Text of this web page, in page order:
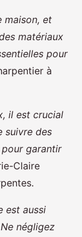
maison, et
matériaux
pour
à
il est crucial
suivre des
garantir
Claire
est aussi
négligez